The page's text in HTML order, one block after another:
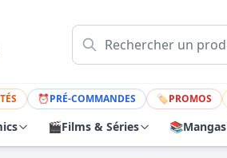
⏰PRÉ-COMMANDES 🏷PROMOS
🎬Films & Séries 📚Mangas